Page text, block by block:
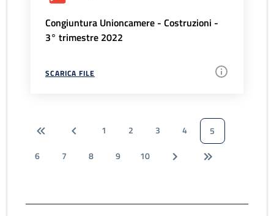
Congiuntura Unioncamere - Costruzioni -
3° trimestre 2022
SCARICA FILE
1 2 3 4
5
6
7 8 9 10